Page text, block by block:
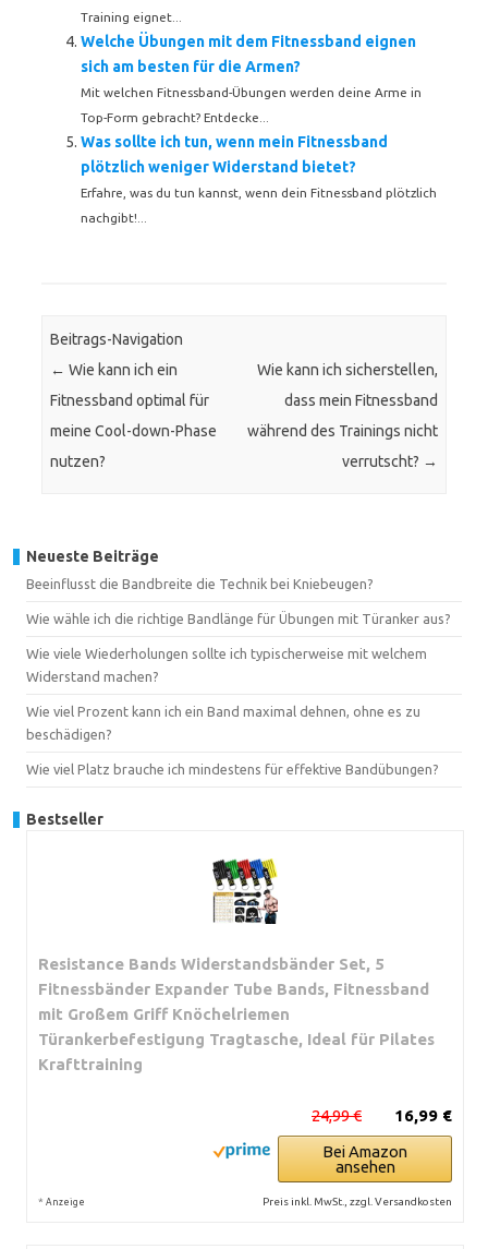
Training eignet...
Welche Übungen mit dem Fitnessband eignen
sich am besten für die Armen?
Mit welchen Fitnessband-Übungen werden deine Arme in
Top-Form gebracht? Entdecke...
Was sollte ich tun, wenn mein Fitnessband
plötzlich weniger Widerstand bietet?
Erfahre, was du tun kannst, wenn dein Fitnessband plötzlich
nachgibt!...
Beitrags-Navigation
← Wie kann ich ein
Fitnessband optimal für
meine Cool-down-Phase
nutzen?
Wie kann ich sicherstellen,
dass mein Fitnessband
während des Trainings nicht
verrutscht? →
Neueste Beiträge
Beeinflusst die Bandbreite die Technik bei Kniebeugen?
Wie wähle ich die richtige Bandlänge für Übungen mit Türanker aus?
Wie viele Wiederholungen sollte ich typischerweise mit welchem
Widerstand machen?
Wie viel Prozent kann ich ein Band maximal dehnen, ohne es zu
beschädigen?
Wie viel Platz brauche ich mindestens für effektive Bandübungen?
Bestseller
Resistance Bands Widerstandsbänder Set, 5
Fitnessbänder Expander Tube Bands, Fitnessband
mit Großem Griff Knöchelriemen
Türankerbefestigung Tragtasche, Ideal für Pilates
Krafttraining
16,99 €
24,99 €
Bei Amazon
ansehen
* Anzeige Preis inkl. MwSt., zzgl. Versandkosten